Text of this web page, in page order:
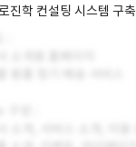
진학 컨설팅 시스템 구축